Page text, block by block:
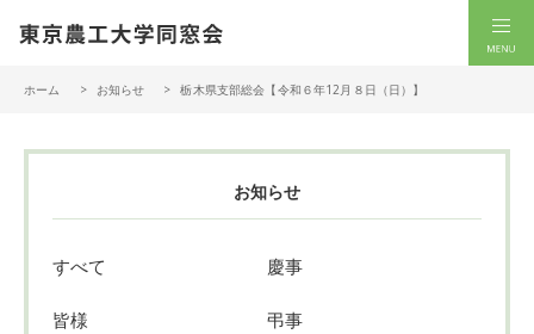
ホーム お知らせ 栃木県支部総会【令和６年12月８日（日）】
お知らせ
すべて
皆様
慶事
弔事